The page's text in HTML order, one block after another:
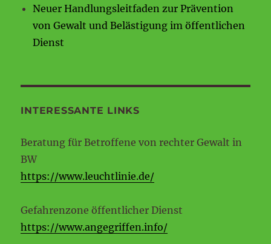
Neuer Handlungsleitfaden zur Prävention
von Gewalt und Belästigung im öffentlichen
Dienst
INTERESSANTE LINKS
Beratung für Betroffene von rechter Gewalt in
BW
https://www.leuchtlinie.de/
Gefahrenzone öffentlicher Dienst
https://www.angegriffen.info/